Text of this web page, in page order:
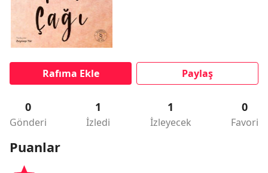
Rafıma Ekle Paylaş
0
Gönderi
1
İzledi
1
İzleyecek
0
Favori
Puanlar